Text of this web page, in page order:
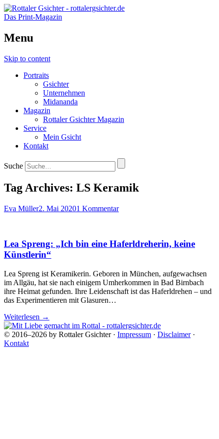
Das Print-Magazin
Menu
Skip to content
Portraits
Gsichter
Unternehmen
Midananda
Magazin
Rottaler Gsichter Magazin
Service
Mein Gsicht
Kontakt
Suche
Tag Archives: LS Keramik
Eva Müller2. Mai 20201 Kommentar
Lea Spreng: „Ich bin eine Haferldreherin, keine
Künstlerin“
Lea Spreng ist Keramikerin. Geboren in München, aufgewachsen
im Allgäu, hat sie nach einigem Umherkommen in Bad Birnbach
ihre Heimat gefunden. Ihre Leidenschaft ist das Haferldrehen – und
das Experimentieren mit Glasuren…
Weiterlesen →
© 2016–2026 by Rottaler Gsichter · Impressum · Disclaimer·
Kontakt